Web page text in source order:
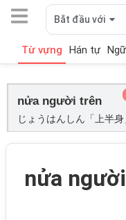
Bắt đầu với
Từ vựng Hán tự
nửa người trên
じょうはんしん「上半身
nửa